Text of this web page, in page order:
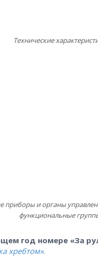
Технические
приборы и органы
функциональные
год номере «За
хребтом».